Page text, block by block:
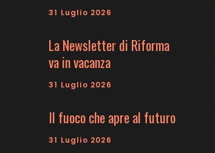
31 Luglio 2026
La Newsletter di Riforma
va in vacanza
31 Luglio 2026
Il fuoco che apre al futuro
31 Luglio 2026